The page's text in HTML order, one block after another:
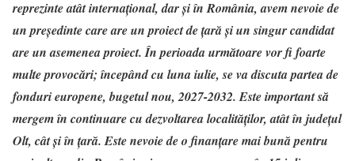
reprezinte atât internațional, dar și în România, avem nevoie de
un președinte care are un proiect de țară și un singur candidat
are un asemenea proiect. În perioada următoare vor fi foarte
multe provocări; începând cu luna iulie, se va discuta partea de
fonduri europene, bugetul nou, 2027-2032. Este important să
mergem în continuare cu dezvoltarea localităților, atât în județul
Olt, cât și în țară. Este nevoie de o finanțare mai bună pentru